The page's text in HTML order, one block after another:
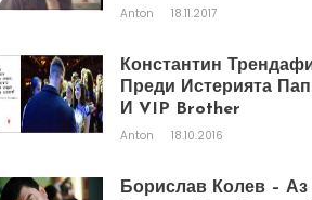
Anton 18.11.2017
Константин
Преди Истерията
И VIP Brother
Anton 18.10.2016
Борислав Колев –